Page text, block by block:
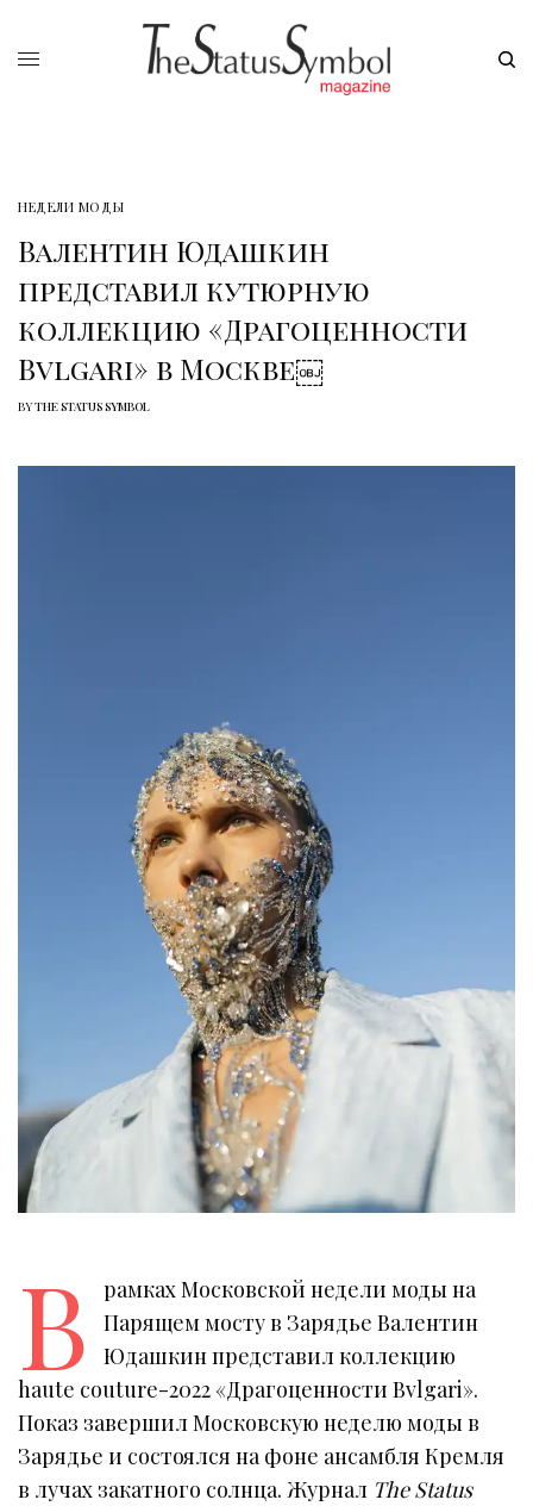
НЕДЕЛИ МОДЫ
Валентин Юдашкин
представил кутюрную
коллекцию «Драгоценности
Bvlgari» в Москве￼
BYTHE STATUS SYMBOL
В
рамках Московской недели моды на
Парящем мосту в Зарядье Валентин
Юдашкин представил коллекцию
haute couture-2022 «Драгоценности Bvlgari».
Показ завершил Московскую неделю моды в
Зарядье и состоялся на фоне ансамбля Кремля
в лучах закатного солнца. Журнал The Status